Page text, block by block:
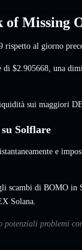
of Missing
rispetto al giorno
di $2.905668 una
sui maggiori
Solflare
e
di BOMO in
Solana.
problemi